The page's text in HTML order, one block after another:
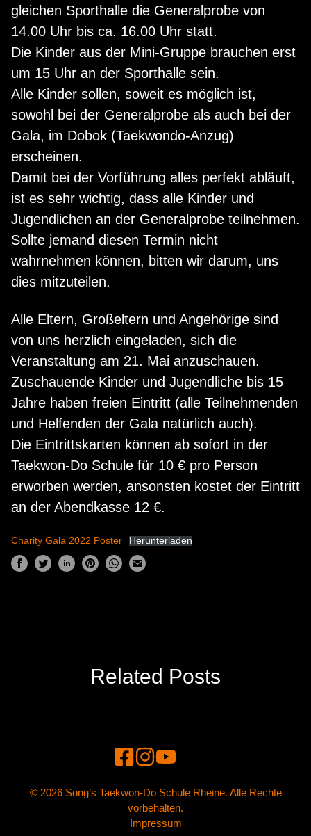
gleichen Sporthalle die Generalprobe von
14.00 Uhr bis ca. 16.00 Uhr statt.
Die Kinder aus der Mini-Gruppe brauchen erst
um 15 Uhr an der Sporthalle sein.
Alle Kinder sollen, soweit es möglich ist,
sowohl bei der Generalprobe als auch bei der
Gala, im Dobok (Taekwondo-Anzug)
erscheinen.
Damit bei der Vorführung alles perfekt abläuft,
ist es sehr wichtig, dass alle Kinder und
Jugendlichen an der Generalprobe teilnehmen.
Sollte jemand diesen Termin nicht
wahrnehmen können, bitten wir darum, uns
dies mitzuteilen.
Alle Eltern, Großeltern und Angehörige sind
von uns herzlich eingeladen, sich die
Veranstaltung am 21. Mai anzuschauen.
Zuschauende Kinder und Jugendliche bis 15
Jahre haben freien Eintritt (alle Teilnehmenden
und Helfenden der Gala natürlich auch).
Die Eintrittskarten können ab sofort in der
Taekwon-Do Schule für 10 € pro Person
erworben werden, ansonsten kostet der Eintritt
an der Abendkasse 12 €.
Charity Gala 2022 Poster Herunterladen
Related Posts
© 2026 Song’s Taekwon-Do Schule Rheine. Alle Rechte
vorbehalten.
Impressum